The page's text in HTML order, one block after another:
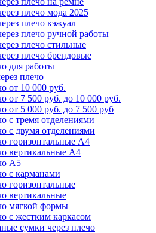
плечо мода 2025
плечо кэжуал
плечо ручной работы
плечо стильные
плечо брендовые
для работы
плечо
от 10 000 руб.
от 7 500 руб. до 10 000 руб.
от 5 000 руб. до 7 500 руб
с тремя отделениями
с двумя отделениями
горизонтальные А4
вертикальные А4
А5
с карманами
горизонтальные
вертикальные
мягкой формы
с жестким каркасом
сумки через плечо